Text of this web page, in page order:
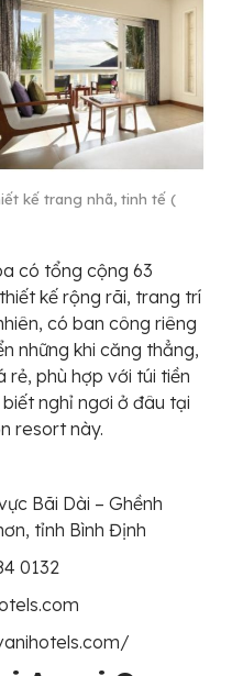
kế trang nhã, tinh tế (
có tổng cộng 63
kế rộng rãi, trang trí
có ban công riêng
những khi căng thẳng,
rẻ, phù hợp với túi tiền
nghỉ ngơi ở đâu tại
resort này.
Bãi Dài – Ghềnh
tỉnh Bình Định
0132